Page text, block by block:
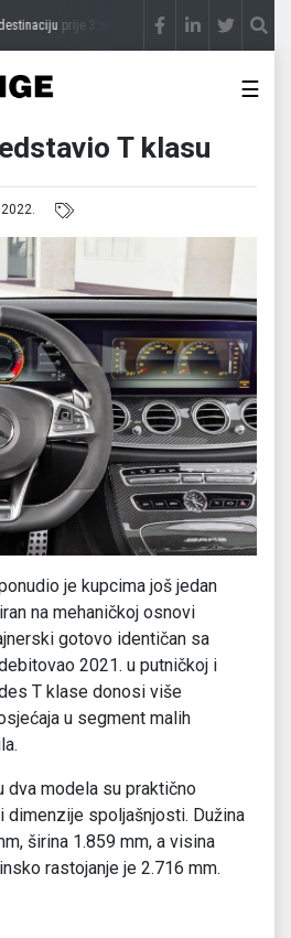
prije 3 sedmice STEVICA LUKIĆ:
☰
T klasu
je kupcima još jedan
na mehaničkoj osnovi
gotovo identičan sa
2021. u putničkoj i
T klase donosi više
u segment malih
modela su praktično
dimenzije spoljašnjosti. Dužina
širina 1.859 mm, a visina
rastojanje je 2.716 mm.